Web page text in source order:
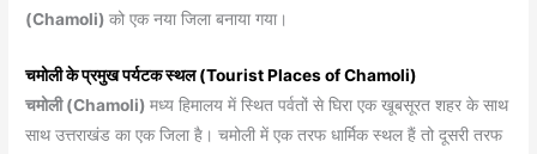
(Chamoli)को एक नया जिला बनाया गया।
चमोली के प्रमुख पर्यटक स्थल (Tourist Places of Chamoli)
चमोली (Chamoli)मध्य हिमालय में स्थित पर्वतों से घिरा एक खूबसूरत शहर के साथ
साथ उत्तराखंड का एक जिला है। चमोली में एक तरफ धार्मिक स्थल हैं तो दूसरी तरफ